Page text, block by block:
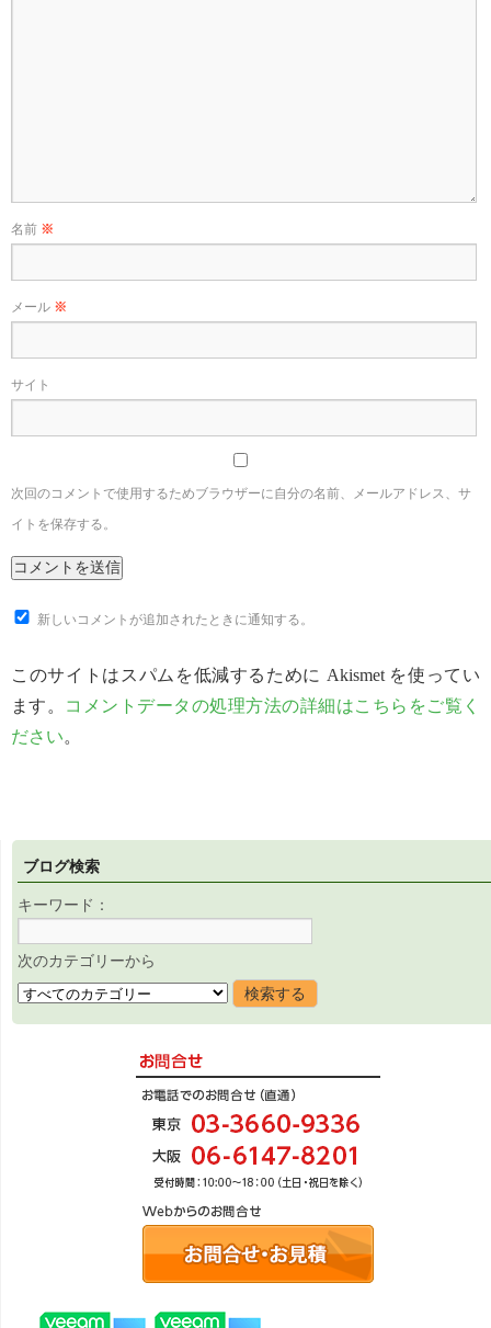
名前 ※
メール ※
サイト
次回のコメントで使用するためブラウザーに自分の名前、メールアドレス、サ
イトを保存する。
新しいコメントが追加されたときに通知する。
このサイトはスパムを低減するために Akismet を使ってい
ます。 コメントデータの処理方法の詳細はこちらをご覧く
ださい。
ブログ検索
キーワード：
次のカテゴリーから